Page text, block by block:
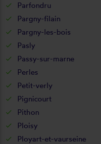
Parfondru
Pargny-filain
Pargny-les-bois
Pasly
Passy-sur-marne
Perles
Petit-verly
Pignicourt
Pithon
Ploisy
Ployart-et-vaurseine